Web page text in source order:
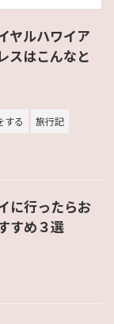
ヤルハワイア
スはこんなと
する
旅行記
に行ったらお
すめ３選